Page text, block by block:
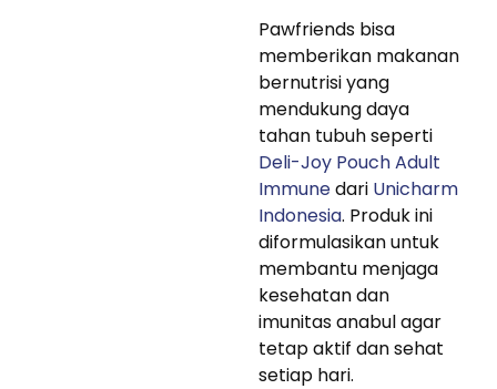
Pawfriends bisa
memberikan makanan
bernutrisi yang
mendukung daya
tahan tubuh seperti
Deli-Joy Pouch Adult
Immunedari Unicharm
Indonesia. Produk ini
diformulasikan untuk
membantu menjaga
kesehatan dan
imunitas anabul agar
tetap aktif dan sehat
setiap hari.